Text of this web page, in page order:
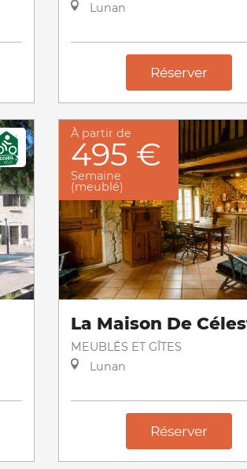
Lunan
Réserver
À partir de
495 €
Semaine
(meublé)
La Maison De
MEUBLÉS ET GÎTES
Lunan
Réserver